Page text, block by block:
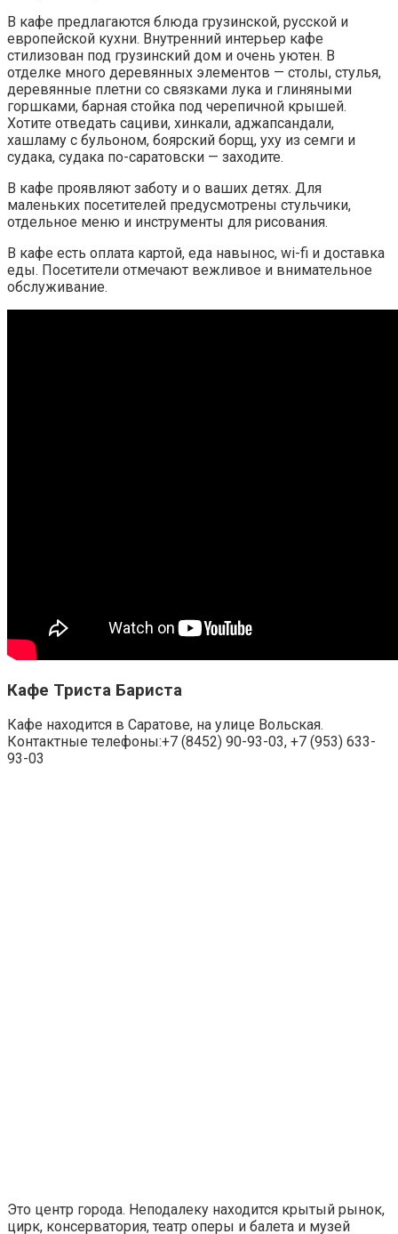
В кафе предлагаются блюда грузинской, русской и
европейской кухни. Внутренний интерьер кафе
стилизован под грузинский дом и очень уютен. В
отделке много деревянных элементов — столы, стулья,
деревянные плетни со связками лука и глиняными
горшками, барная стойка под черепичной крышей.
Хотите отведать сациви, хинкали, аджапсандали,
хашламу с бульоном, боярский борщ, уху из семги и
судака, судака по-саратовски — заходите.
В кафе проявляют заботу и о ваших детях. Для
маленьких посетителей предусмотрены стульчики,
отдельное меню и инструменты для рисования.
В кафе есть оплата картой, еда навынос, wi-fi и доставка
еды. Посетители отмечают вежливое и внимательное
обслуживание.
Кафе Триста Бариста
Кафе находится в Саратове, на улице Вольская.
Контактные телефоны:+7 (8452) 90-93-03, +7 (953) 633-
93-03
Это центр города. Неподалеку находится крытый рынок,
цирк, консерватория, театр оперы и балета и музей